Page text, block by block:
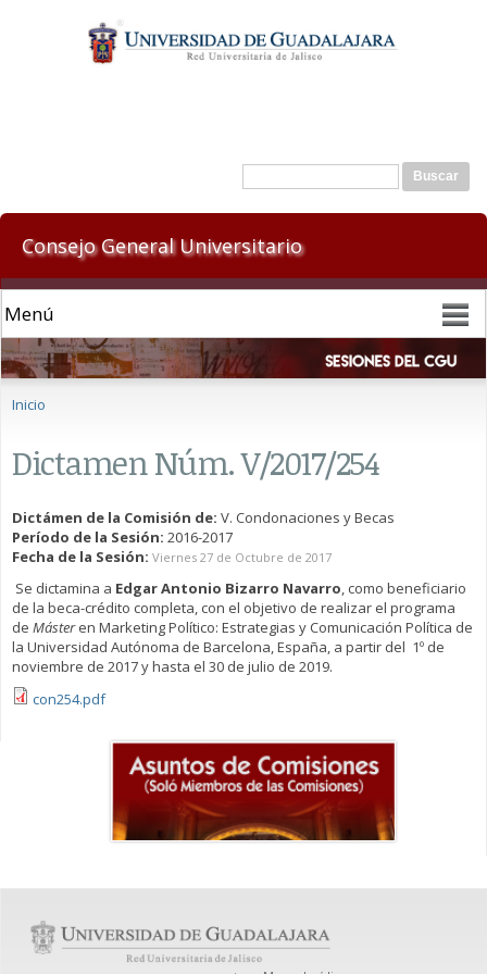
contenido
principal
Formulario de búsqueda
Buscar
Consejo General Universitario
Inicio
Dictamen Núm. V/2017/254
Dictámen de la Comisión de: V. Condonaciones y Becas
Período de la Sesión: 2016-2017
Fecha de la Sesión: Viernes 27 de Octubre de 2017
Se dictamina a Edgar Antonio Bizarro Navarro, como beneficiario
de la beca-crédito completa, con el objetivo de realizar el programa
de Másteren Marketing Político: Estrategias y Comunicación Política de
la Universidad Autónoma de Barcelona, España, a partir del 1º de
noviembre de 2017 y hasta el 30 de julio de 2019.
con254.pdf